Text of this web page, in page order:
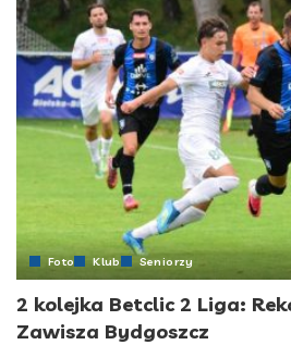
Foto Klub Seniorzy
2 kolejka Betclic 2 Liga:
Zawisza Bydgoszcz